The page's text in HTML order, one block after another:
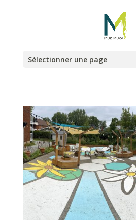
Sélectionner une page